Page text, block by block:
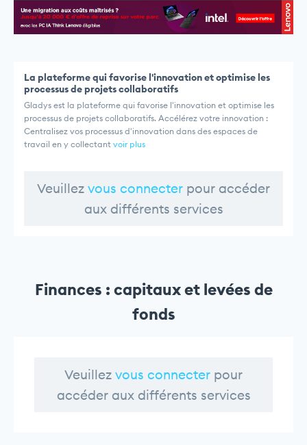
La plateforme qui favorise l'innovation et optimise les
processus de projets collaboratifs
Gladys est la plateforme qui favorise l'innovation et optimise les
processus de projets collaboratifs. Accélérez votre innovation :
Centralisez vos processus d'innovation dans des espaces de
travail en y collectant voir plus
Veuillez vous connecter pour accéder
aux différents services
Finances : capitaux et levées de
fonds
Veuillez vous connecter pour
accéder aux différents services